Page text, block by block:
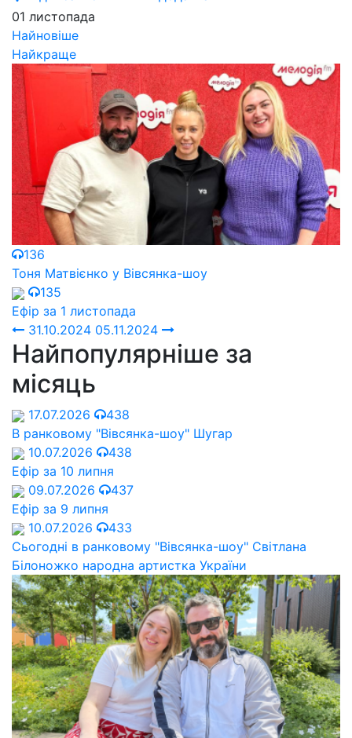
01 листопада
Найновіше
Найкраще
136
Тоня Матвієнко у Вівсянка-шоу
135
Ефір за 1 листопада
31.10.2024 05.11.2024
Найпопулярніше за
місяць
17.07.2026
438
В ранковому "Вівсянка-шоу" Шугар
10.07.2026
438
Ефір за 10 липня
09.07.2026
437
Ефір за 9 липня
10.07.2026
433
Сьогодні в ранковому "Вівсянка-шоу" Cвітлана
Білоножко народна артистка України